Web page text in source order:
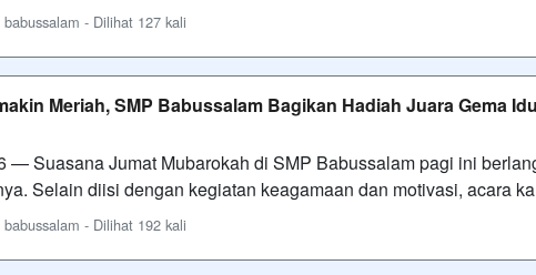
- Dilihat 127 kali
Meriah, SMP Babussalam Bagikan Hadiah Juara Gema
— Suasana Jumat Mubarokah di SMP Babussalam pagi ini
Selain diisi dengan kegiatan keagamaan dan motivasi, acara
- Dilihat 192 kali